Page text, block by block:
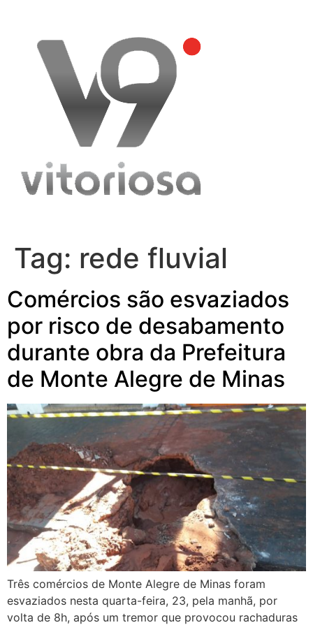
content
Tag: rede fluvial
Comércios são esvaziados
por risco de desabamento
durante obra da Prefeitura
de Monte Alegre de Minas
Três comércios de Monte Alegre de Minas foram
esvaziados nesta quarta-feira, 23, pela manhã, por
volta de 8h, após um tremor que provocou rachaduras